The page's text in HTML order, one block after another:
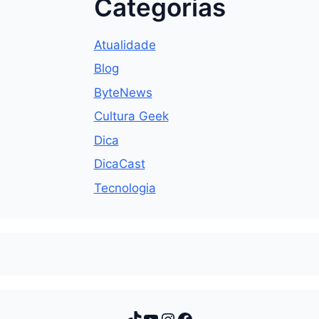
Categorias
Atualidade
Blog
ByteNews
Cultura Geek
Dica
DicaCast
Tecnologia